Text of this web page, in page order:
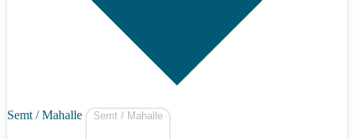
Semt / Mahalle Semt / Mahalle